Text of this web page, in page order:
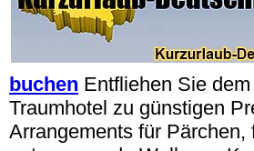
buchen Entfliehen Sie
Traumhotel zu günstigen
Arrangements für